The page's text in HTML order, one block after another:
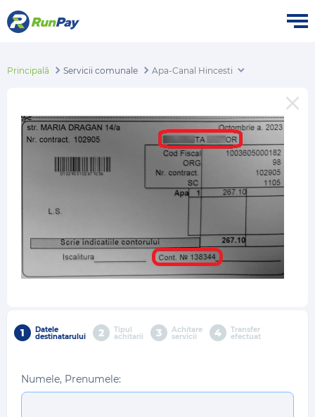
Principală Servicii comunale Apa-Canal Hincesti
1 Datele
destinatarului 2 Tipul
achitarii 3 Achitare
servicii 4 Transfer
efectuat
Numele, Prenumele: